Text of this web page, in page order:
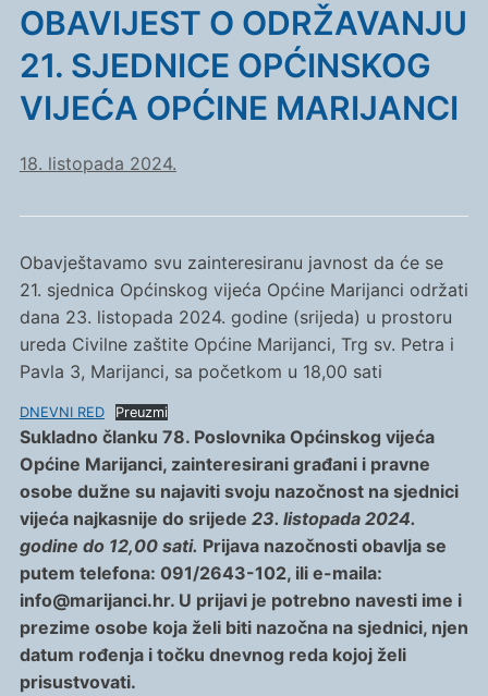
OBAVIJEST O ODRŽAVANJU
21. SJEDNICE OPĆINSKOG
VIJEĆA OPĆINE MARIJANCI
18. listopada 2024.
Obavještavamo svu zainteresiranu javnost da će se
21. sjednica Općinskog vijeća Općine Marijanci održati
dana 23. listopada 2024. godine (srijeda) u prostoru
ureda Civilne zaštite Općine Marijanci, Trg sv. Petra i
Pavla 3, Marijanci, sa početkom u 18,00 sati
DNEVNI RED Preuzmi
Sukladno članku 78. Poslovnika Općinskog vijeća
Općine Marijanci, zainteresirani građani i pravne
osobe dužne su najaviti svoju nazočnost na sjednici
vijeća najkasnije do srijede 23. listopada 2024.
godine do 12,00 sati. Prijava nazočnosti obavlja se
putem telefona: 091/2643-102, ili e-maila:
info@marijanci.hr. U prijavi je potrebno navesti ime i
prezime osobe koja želi biti nazočna na sjednici, njen
datum rođenja i točku dnevnog reda kojoj želi
prisustvovati.